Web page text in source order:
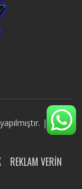
| Tüm
REKLAM VERIN